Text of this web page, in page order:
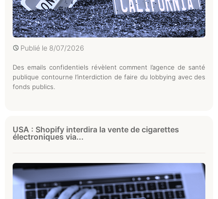
Publié le 8/07/2026
Des emails confidentiels révèlent comment l’agence de santé
publique contourne l’interdiction de faire du lobbying avec des
fonds publics.
USA : Shopify interdira la vente de cigarettes
électroniques via...